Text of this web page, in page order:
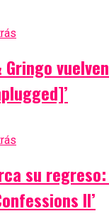
su
II’